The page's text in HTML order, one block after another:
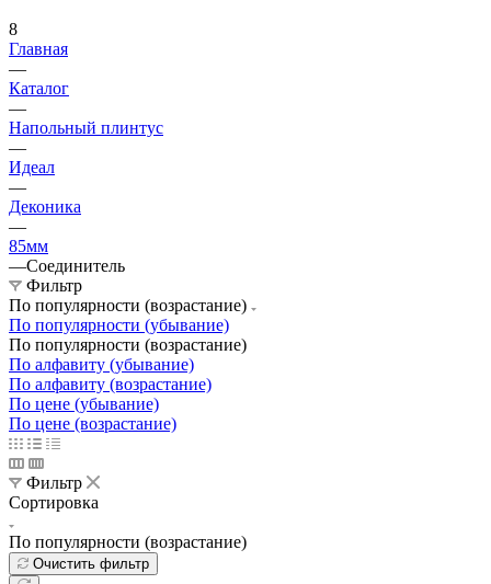
8
Главная
—
Каталог
—
Напольный плинтус
—
Идеал
—
Деконика
—
85мм
—Соединитель
Фильтр
По популярности (возрастание)
По популярности (убывание)
По популярности (возрастание)
По алфавиту (убывание)
По алфавиту (возрастание)
По цене (убывание)
По цене (возрастание)
Фильтр
Сортировка
По популярности (возрастание)
Очистить фильтр